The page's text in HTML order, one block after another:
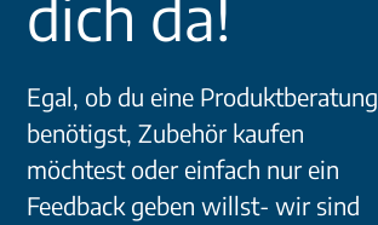
dich da!
Egal, ob du eine Produktberatung
benötigst, Zubehör kaufen
möchtest oder einfach nur ein
Feedback geben willst- wir sind